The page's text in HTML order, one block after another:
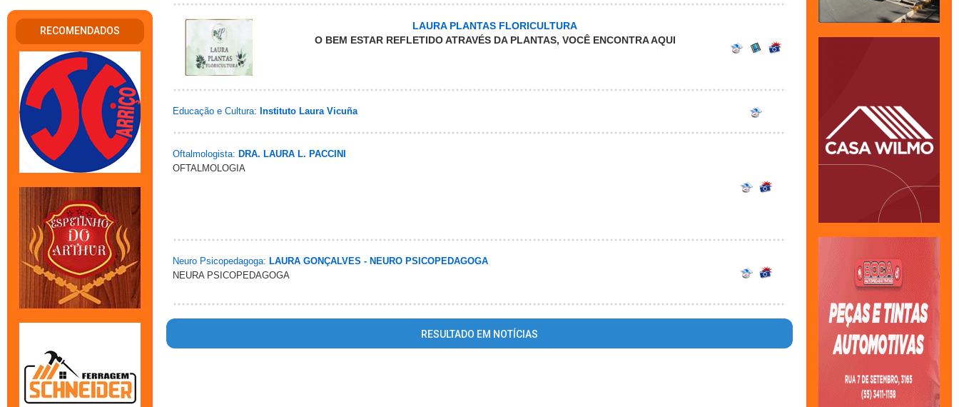
RECOMENDADOS
LAURA PLANTAS FLORICULTURA
O BEM ESTAR REFLETIDO ATRAVÉS DA PLANTAS, VOCÊ ENCONTRA AQUI
Educação e Cultura: Instituto Laura Vicuña
Oftalmologista: DRA. LAURA L. PACCINI
OFTALMOLOGIA
Neuro Psicopedagoga: LAURA GONÇALVES - NEURO PSICOPEDAGOGA
NEURA PSICOPEDAGOGA
RESULTADO EM NOTÍCIAS